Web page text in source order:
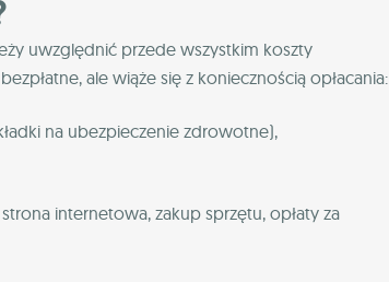
uwzględnić przede wszystkim koszty
ale wiąże się z koniecznością opłacania:
na ubezpieczenie zdrowotne),
strona internetowa, zakup sprzętu, opłaty za